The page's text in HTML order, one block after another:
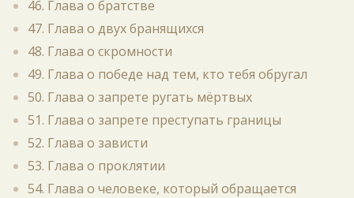
46. Глава о братстве
47. Глава о двух бранящихся
48. Глава о скромности
49. Глава о победе над тем, кто тебя обругал
50. Глава о запрете ругать мёртвых
51. Глава о запрете преступать границы
52. Глава о зависти
53. Глава о проклятии
54. Глава о человеке, который обращается